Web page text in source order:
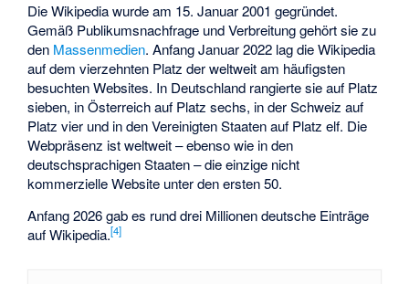
Die Wikipedia wurde am 15. Januar 2001 gegründet.
Gemäß Publikumsnachfrage und Verbreitung gehört sie zu
den Massenmedien. Anfang Januar 2022 lag die Wikipedia
auf dem vierzehnten Platz der weltweit am häufigsten
besuchten Websites. In Deutschland rangierte sie auf Platz
sieben, in Österreich auf Platz sechs, in der Schweiz auf
Platz vier und in den Vereinigten Staaten auf Platz elf. Die
Webpräsenz ist weltweit – ebenso wie in den
deutschsprachigen Staaten – die einzige nicht
kommerzielle Website unter den ersten 50.
Anfang 2026 gab es rund drei Millionen deutsche Einträge
auf Wikipedia.[4]